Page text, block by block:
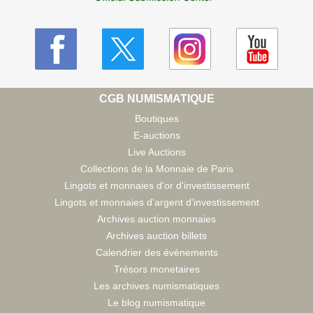
CGB NUMISMATIQUE
Boutiques
E-auctions
Live Auctions
Collections de la Monnaie de Paris
Lingots et monnaies d'or d'investissement
Lingots et monnaies d'argent d'investissement
Archives auction monnaies
Archives auction billets
Calendrier des évènements
Trésors monetaires
Les archives numismatiques
Le blog numismatique